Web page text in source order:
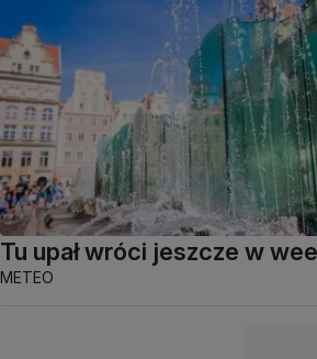
Tu upał wróci jeszcze w
METEO